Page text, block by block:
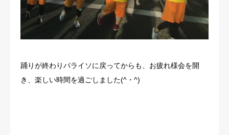
踊りが終わりパライソに戻ってからも、お疲れ様会を開
き、楽しい時間を過ごしました(^・^)